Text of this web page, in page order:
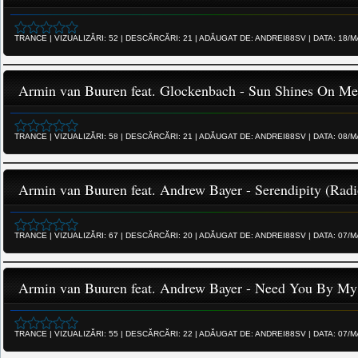
TRANCE | VIZUALIZĂRI: 52 | DESCĂRCĂRI: 21 | ADĂUGAT DE: ANDREI88SV | DATA: 18/
Armin van Buuren feat. Glockenbach - Sun Shines On
TRANCE | VIZUALIZĂRI: 58 | DESCĂRCĂRI: 21 | ADĂUGAT DE: ANDREI88SV | DATA: 08/
Armin van Buuren feat. Andrew Bayer - Serendipity
TRANCE | VIZUALIZĂRI: 67 | DESCĂRCĂRI: 20 | ADĂUGAT DE: ANDREI88SV | DATA: 07/
Armin van Buuren feat. Andrew Bayer - Need You By
TRANCE | VIZUALIZĂRI: 55 | DESCĂRCĂRI: 22 | ADĂUGAT DE: ANDREI88SV | DATA: 07/